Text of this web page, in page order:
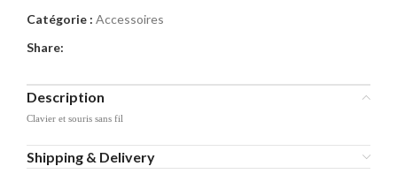
Catégorie : Accessoires
Share:
Description
Clavier et souris sans fil
Shipping & Delivery